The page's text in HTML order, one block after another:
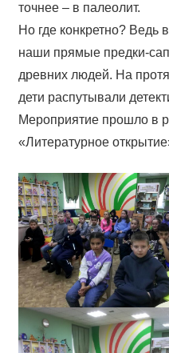
точнее – в палеолит.
Но где конкретно? Ведь
наши прямые предки-
древних людей. На
дети распутывали
Мероприятие прошло в
«Литературное